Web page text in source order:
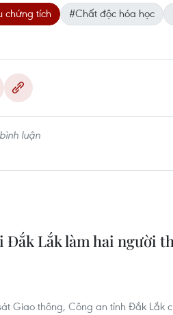
chứng tích #Chất độc hóa học
Đắk Lắk làm hai người
Giao thông, Công an tỉnh Đắk Lắk